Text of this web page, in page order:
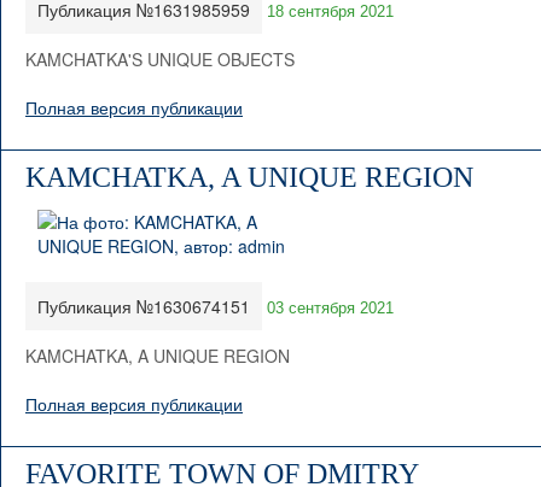
Публикация №1631985959 18 сентября 2021
KAMCHATKA'S UNIQUE OBJECTS
Полная версия публикации
KAMCHATKA, A UNIQUE REGION
Публикация №1630674151 03 сентября 2021
KAMCHATKA, A UNIQUE REGION
Полная версия публикации
FAVORITE TOWN OF DMITRY